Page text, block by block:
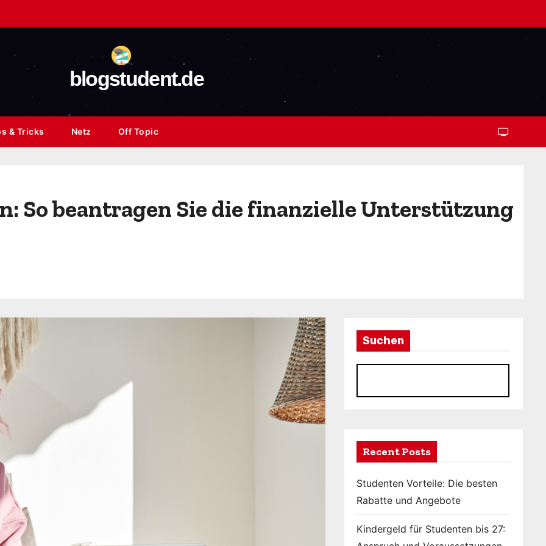
blogstudent.de
& Tricks Netz Off Topic
So beantragen Sie die finanzielle Unterstützung
Suchen
Recent Posts
Studenten Vorteile: Die besten
Rabatte und Angebote
Kindergeld für Studenten bis 27: